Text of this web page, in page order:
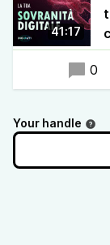
41:17
0
Your handle